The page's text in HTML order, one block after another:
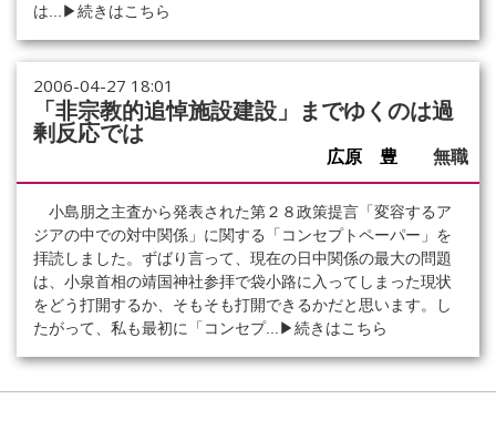
は...
▶続きはこちら
2006-04-27 18:01
「非宗教的追悼施設建設」までゆくのは過
剰反応では
広原 豊 無職
小島朋之主査から発表された第２８政策提言「変容するア
ジアの中での対中関係」に関する「コンセプトペーパー」を
拝読しました。ずばり言って、現在の日中関係の最大の問題
は、小泉首相の靖国神社参拝で袋小路に入ってしまった現状
をどう打開するか、そもそも打開できるかだと思います。し
たがって、私も最初に「コンセプ...
▶続きはこちら